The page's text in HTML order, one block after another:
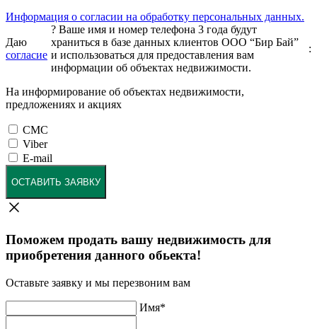
Информация о согласии на обработку персональных данных.
Даю
согласие
? Ваше имя и номер телефона 3 года будут
храниться в базе данных клиентов ООО “Бир Бай”
и использоваться для предоставления вам
информации об объектах недвижимости.
:
На информирование об объектах недвижимости,
предложениях и акциях
СМС
Viber
E-mail
ОСТАВИТЬ ЗАЯВКУ
Поможем продать вашу недвижимость для
приобретения данного обьекта!
Оставьте заявку и мы перезвоним вам
Имя*